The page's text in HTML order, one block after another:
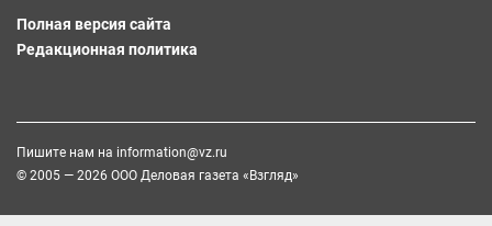
Полная версия сайта
Редакционная политика
Пишите нам на information@vz.ru
© 2005 — 2026 ООО Деловая газета «Взгляд»